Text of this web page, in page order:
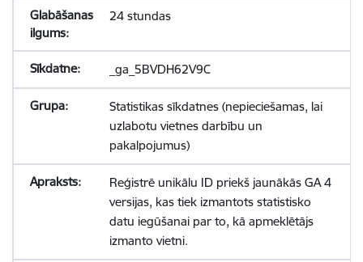
24 stundas
_ga_5BVDH62V9C
Statistikas sīkdatnes (nepieciešamas, lai
uzlabotu vietnes darbību un
pakalpojumus)
Reģistrē unikālu ID priekš jaunākās GA 4
versijas, kas tiek izmantots statistisko
datu iegūšanai par to, kā apmeklētājs
izmanto vietni.